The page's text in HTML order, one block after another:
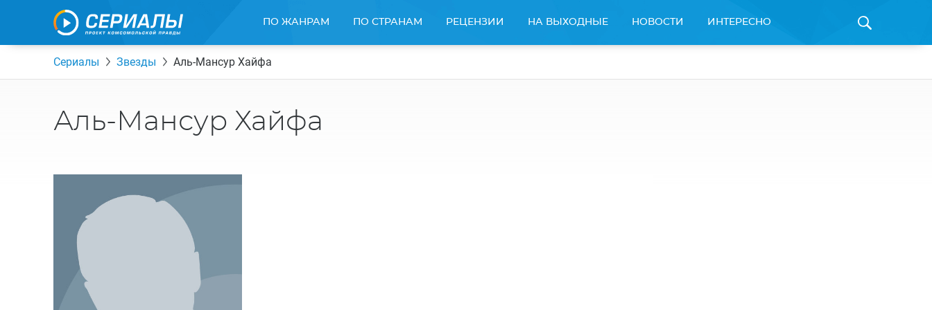
ПО ЖАНРАМ ПО СТРАНАМ РЕЦЕНЗИИ НА ВЫХОДНЫЕ НОВОСТИ ИНТЕРЕСНО
Сериалы Звезды Аль-Мансур Хайфа
Аль-Мансур Хайфа